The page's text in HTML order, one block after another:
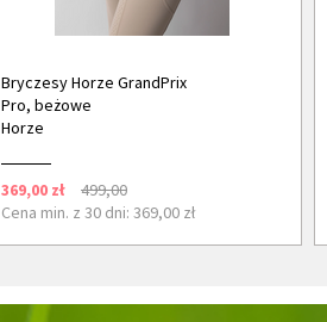
Bryczesy Horze GrandPrix
Pro, beżowe
Horze
369,00 zł
499,00
Cena min. z 30 dni: 369,00 zł